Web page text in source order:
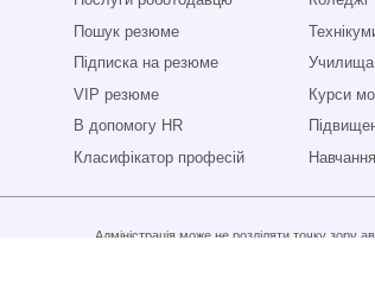
Пошук резюме
Підписка на резюме
VIP резюме
В допомогу HR
Класифікатор професій
Училища
Курси
Адміністрація може не розділяти точку зору